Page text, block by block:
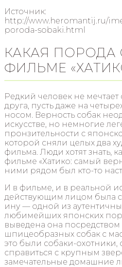
Источник:
http://www.heromantij.ru/
poroda-sobaki.html
КАКАЯ ПОРОДА
ФИЛЬМЕ
Редкий человек не
друга, пусть даже на
носом. Верность собак
искусстве, но немногие
пронзительности с
которой сняли целых два
фильма. Люди хотят знать,
фильме «Хатико: самый
ними рядом был кто-то
И в фильме, и в реальной
действующим лицом была
ину — одной из
любимейших японских
выведена она
шпицеобразных собак с
это были собаки-охотники,
справиться с крупным
замечательные домашние